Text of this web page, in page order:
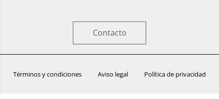
Contacto
Términos y condiciones Aviso legal Política de privacidad